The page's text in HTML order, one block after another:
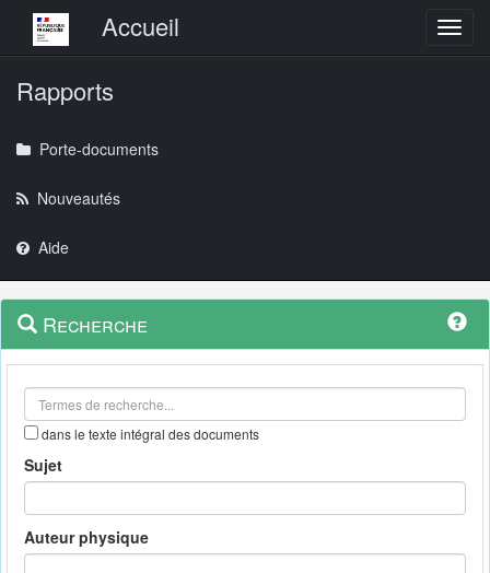
Menu principalAccueil
Rapports
Porte-documents
Nouveautés
Aide
Navigation
outils
Menu
contextuel
Recherche
dans le texte intégral des documents
Sujet
Auteur physique